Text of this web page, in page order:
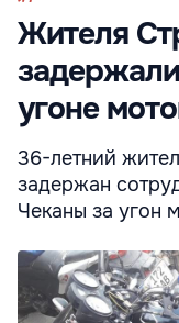
Жителя
угоне
36-летний
задержан
Чеканы за угон